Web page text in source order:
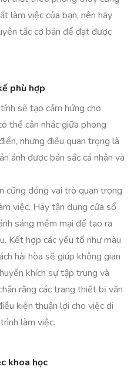
làm việc của bạn, nên hãy
tắc cơ bản để đạt được
phù hợp
sẽ tạo cảm hứng cho
thể cân nhắc giữa phong
nhưng điều quan trọng là
ánh được bản sắc cá nhân và
cũng đóng vai trò quan trọng
việc. Hãy tận dụng cửa sổ
sáng mềm mại để tạo ra
Kết hợp các yếu tố như màu
hài hòa sẽ giúp không gian
khích sự tập trung và
rằng các trang thiết bị văn
kiện thuận lợi cho việc di
làm việc.
khoa học